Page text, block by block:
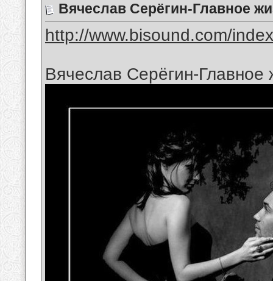
Вячеслав Серёгин-Главное
http://www.bisound.com/
Вячеслав Серёгин-Главное